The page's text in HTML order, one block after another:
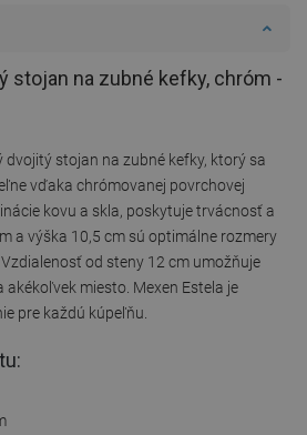
stojan na zubné kefky, chróm -
dvojitý stojan na zubné kefky, ktorý sa
vďaka chrómovanej povrchovej
kovu a skla, poskytuje trvácnosť a
a výška 10,5 cm sú optimálne rozmery
od steny 12 cm umožňuje
akékoľvek miesto. Mexen Estela je
pre každú kúpeľňu.